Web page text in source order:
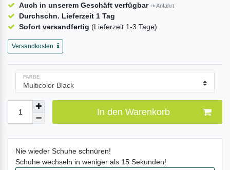
Auch in unserem Geschäft verfügbar ➔ Anfahrt
Durchschn. Lieferzeit 1 Tag
Sofort versandfertig (Lieferzeit 1-3 Tage)
Versandkosten
FARBE
In den Warenkorb
Nie wieder Schuhe schnüren!
Schuhe wechseln in weniger als 15 Sekunden!